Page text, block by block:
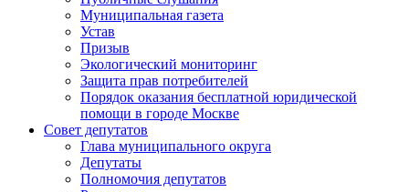
Муниципальная газета
Устав
Призыв
Экологический мониторинг
Защита прав потребителей
Порядок оказания бесплатной юридической
помощи в городе Москве
Совет депутатов
Глава муниципального округа
Депутаты
Полномочия депутатов